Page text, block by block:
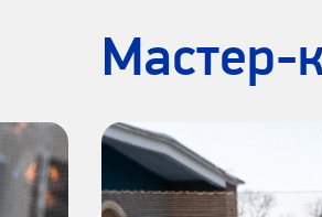
Мастер-